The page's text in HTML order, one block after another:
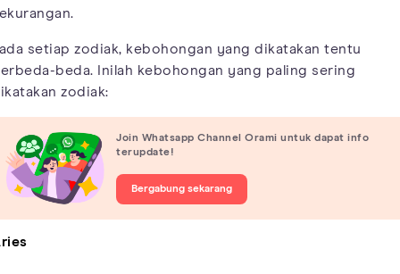
setiap zodiak, kebohongan yang dikatakan tentu
beda. Inilah kebohongan yang paling sering
zodiak:
Join Whatsapp Channel Orami untuk dapat info
terupdate!
Bergabung sekarang